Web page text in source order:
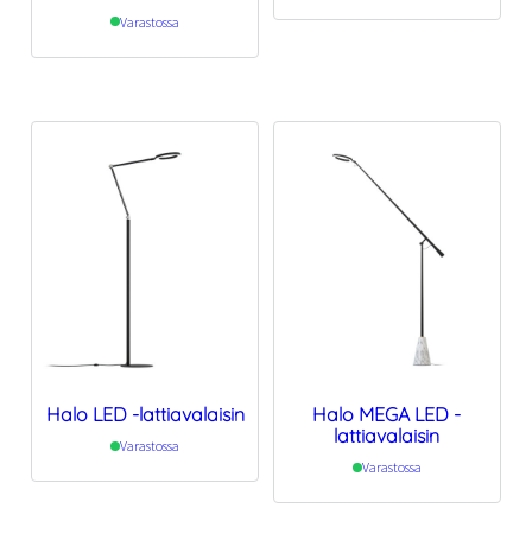
Varastossa
Halo LED -lattiavalaisin
Varastossa
Halo MEGA LED -
lattiavalaisin
Varastossa